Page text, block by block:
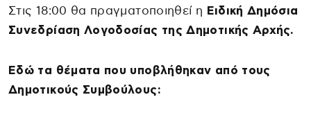
Στις 18:00 θα πραγματοποιηθεί η Ειδική Δημόσια
Συνεδρίαση Λογοδοσίας της Δημοτικής Αρχής.
Εδώ τα θέματα που υποβλήθηκαν από τους
Δημοτικούς Συμβούλους: